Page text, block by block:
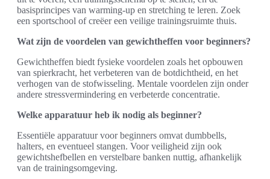
basisprincipes van warming-up en stretching te leren. Zoek
een sportschool of creëer een veilige trainingsruimte thuis.
Wat zijn de voordelen van gewichtheffen voor beginners?
Gewichtheffen biedt fysieke voordelen zoals het opbouwen
van spierkracht, het verbeteren van de botdichtheid, en het
verhogen van de stofwisseling. Mentale voordelen zijn onder
andere stressvermindering en verbeterde concentratie.
Welke apparatuur heb ik nodig als beginner?
Essentiële apparatuur voor beginners omvat dumbbells,
halters, en eventueel stangen. Voor veiligheid zijn ook
gewichtshefbellen en verstelbare banken nuttig, afhankelijk
van de trainingsomgeving.